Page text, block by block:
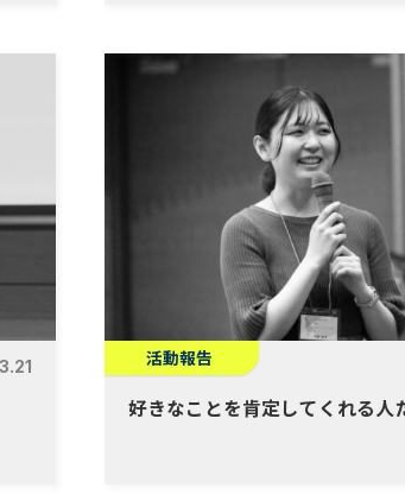
活動報告
好きなことを肯定してくれる人